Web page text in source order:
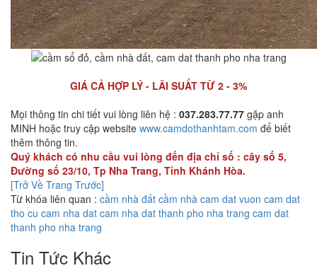
GIÁ CẢ HỢP LÝ - LÃI SUẤT TỪ 2 - 3%
Mọi thông tin chi tiết vui lòng liên hệ : 037.283.77.77 gặp anh
MINH hoặc truy cập website www.camdothanhtam.com để biết
thêm thông tin.
Quý khách có nhu cầu vui lòng đến địa chỉ số : cây số 5,
Đường số 23/10, Tp Nha Trang, Tỉnh Khánh Hòa.
[Trở Về Trang Trước]
Từ khóa liên quan : cầm nhà đất cầm nhà cam dat vuon cam dat
tho cu cam nha dat cam nha dat thanh pho nha trang cam dat
thanh pho nha trang
Tin Tức Khác